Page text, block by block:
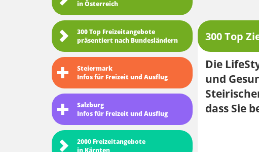
in Österreich
300 Top Freizeitangebote
präsentiert nach Bundesländern
Steiermark
Infos für Freizeit und Ausflug
Salzburg
Infos für Freizeit und Ausflug
2000 Freizeitangebote
in Kärnten
300 Top
Die
und
dass Sie